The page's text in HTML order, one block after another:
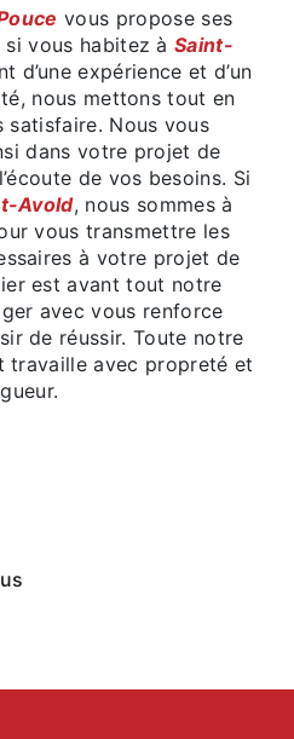
vous propose ses
si vous habitez àSaint-
d’une expérience et d’un
nous mettons tout en
satisfaire. Nous vous
dans votre projet de
de vos besoins. Si
Avold, nous sommes à
vous transmettre les
à votre projet de
est avant tout notre
avec vous renforce
de réussir. Toute notre
travaille avec propreté et